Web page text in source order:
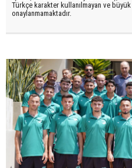
Türkçe karakter kullanılmayan ve
onaylanmamaktadır.